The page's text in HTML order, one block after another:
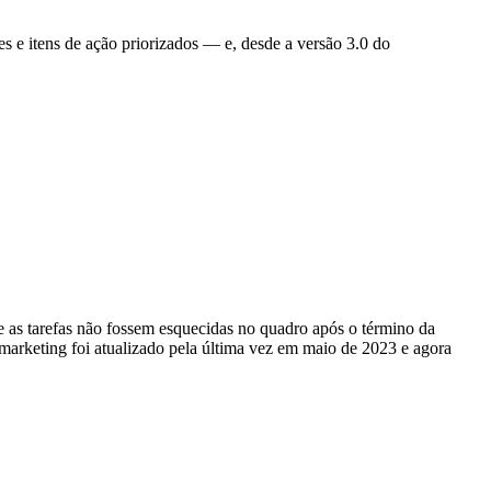
e itens de ação priorizados — e, desde a versão 3.0 do
tarefas não fossem esquecidas no quadro após o término da
foi atualizado pela última vez em maio de 2023 e agora